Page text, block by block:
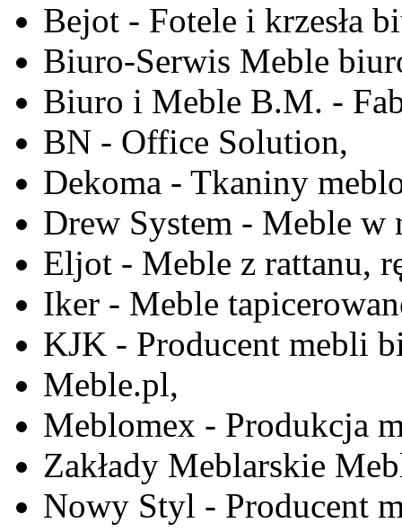
Bejot - Fotele i krzesła
Biuro-Serwis Meble
Biuro i Meble B.M. -
BN - Office Solution,
Dekoma - Tkaniny
Drew System - Meble w
Eljot - Meble z rattanu,
Iker - Meble
KJK - Producent mebli
Meble.pl,
Meblomex - Produkcja
Zakłady Meblarskie
Nowy Styl - Producent